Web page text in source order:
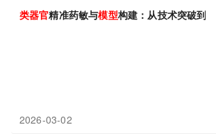
类器官精准药敏与模型构建：从技术突破到
2026-03-02